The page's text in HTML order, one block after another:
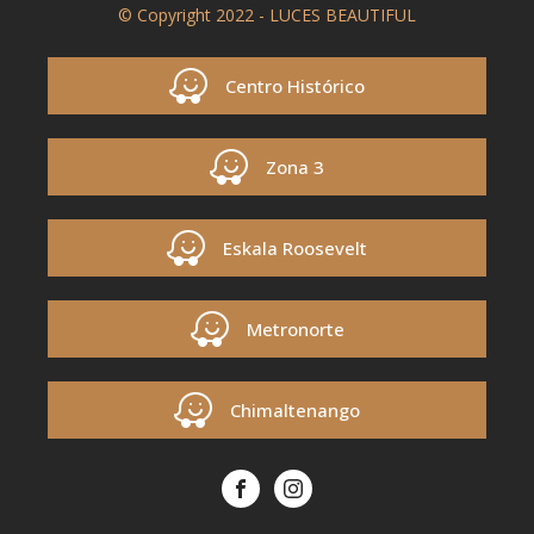
© Copyright 2022 - LUCES BEAUTIFUL
Centro Histórico
Zona 3
Eskala Roosevelt
Metronorte
Chimaltenango